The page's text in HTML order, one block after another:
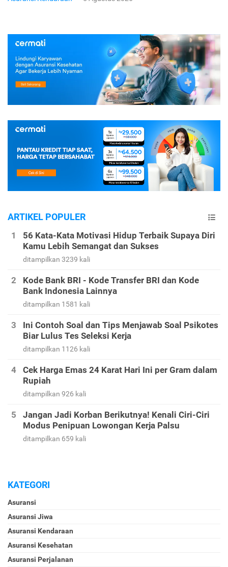
ARTIKEL POPULER
56 Kata-Kata Motivasi Hidup Terbaik Supaya Diri
Kamu Lebih Semangat dan Sukses
ditampilkan 3239 kali
Kode Bank BRI - Kode Transfer BRI dan Kode
Bank Indonesia Lainnya
ditampilkan 1581 kali
Ini Contoh Soal dan Tips Menjawab Soal Psikotes
Biar Lulus Tes Seleksi Kerja
ditampilkan 1126 kali
Cek Harga Emas 24 Karat Hari Ini per Gram dalam
Rupiah
ditampilkan 926 kali
Jangan Jadi Korban Berikutnya! Kenali Ciri-Ciri
Modus Penipuan Lowongan Kerja Palsu
ditampilkan 659 kali
KATEGORI
Asuransi
Asuransi Jiwa
Asuransi Kendaraan
Asuransi Kesehatan
Asuransi Perjalanan